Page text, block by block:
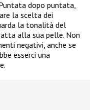
dopo puntata,
la scelta dei
la tonalità del
alla sua pelle. Non
negativi, anche se
esserci una